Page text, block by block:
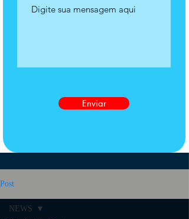
Enviar
Post
NEWS